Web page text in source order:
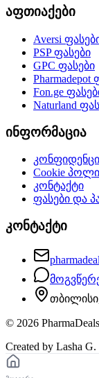
აფთიაქები
Aversi
PSPფასები
GPC ფასები
Pharmadepot
Fon.ge
Naturland
ინფორმაცია
Cookie
კონტაქტი
ფასები და
კონტაქტი
© 2026
Created by Lasha G.